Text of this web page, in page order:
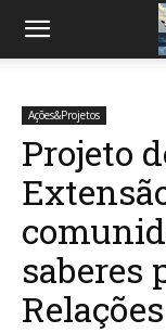
Ações&Projetos
Projeto
saberes